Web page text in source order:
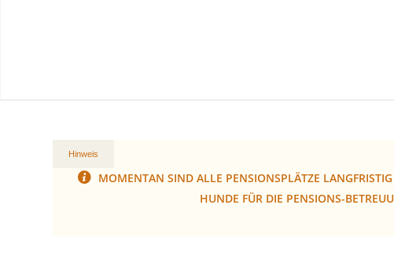
Hinweis
MOMENTAN SIND ALLE PENSIONSPLÄTZE
HUNDE FÜR DIE PENSIONS-